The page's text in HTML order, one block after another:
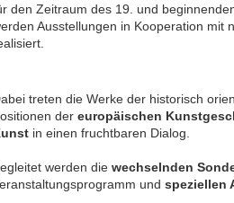
den Zeitraum des 19. und
Ausstellungen in Kooperation mit
treten die Werke der historisch
der europäischen
in einen fruchtbaren Dialog.
werden die wechselnden
und speziellen